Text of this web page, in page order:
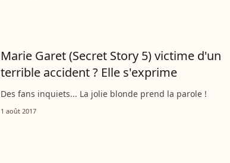
Marie Garet (Secret Story 5) victime d'un
terrible accident ? Elle s'exprime
Des fans inquiets... La jolie blonde prend la parole !
1 août 2017